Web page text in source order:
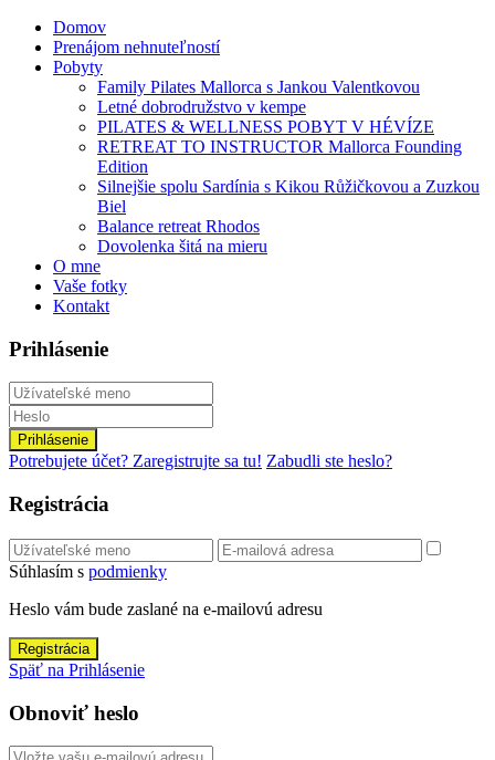
Domov
Prenájom nehnuteľností
Pobyty
Family Pilates Mallorca s Jankou Valentkovou
Letné dobrodružstvo v kempe
PILATES & WELLNESS POBYT V HÉVÍZE
RETREAT TO INSTRUCTOR Mallorca Founding
Edition
Silnejšie spolu Sardínia s Kikou Růžičkovou a Zuzkou
Biel
Balance retreat Rhodos
Dovolenka šitá na mieru
O mne
Vaše fotky
Kontakt
Prihlásenie
Prihlásenie
Potrebujete účet? Zaregistrujte sa tu! Zabudli ste heslo?
Registrácia
Súhlasím s podmienky
Heslo vám bude zaslané na e-mailovú adresu
Registrácia
Späť na Prihlásenie
Obnoviť heslo